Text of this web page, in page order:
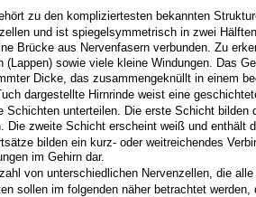
zu den kompliziertesten bekannten
und ist spiegelsymmetrisch in zwei
Brücke aus Nervenfasern verbunden. Zu
(Lappen) sowie viele kleine Windungen. Das
Dicke, das zusammengeknüllt in einem
dargestellte Hirnrinde weist eine
Schichten unterteilen. Die erste Schicht bilden
Die zweite Schicht erscheint weiß und enthält
bilden ein kurz- oder weitreichendes
im Gehirn dar.
von unterschiedlichen Nervenzellen, die
sollen im folgenden näher betrachtet werden,